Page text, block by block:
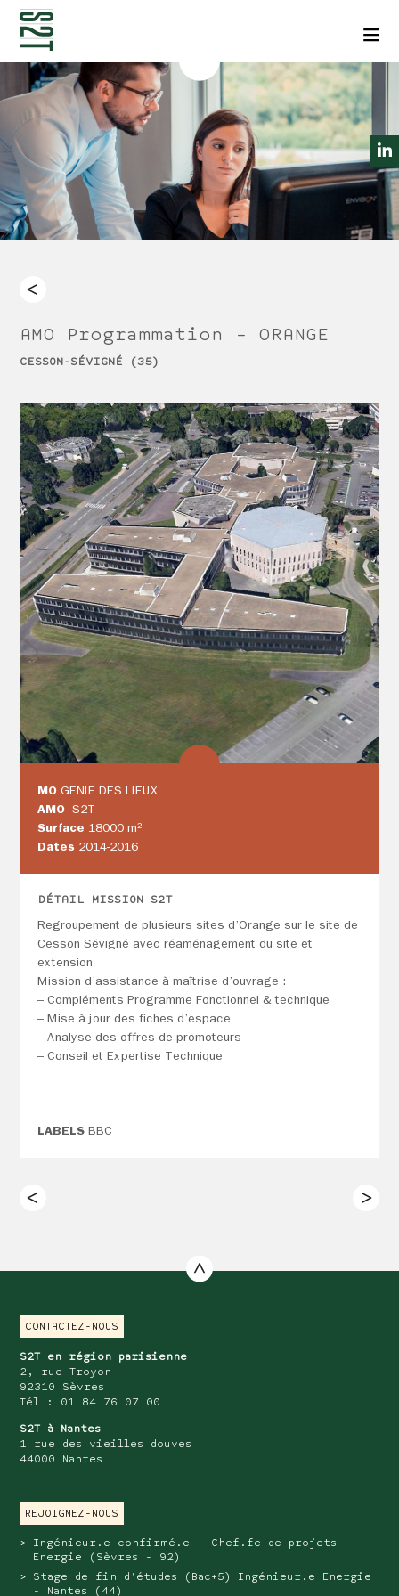
NEWSLETTERS
CONTACT
AMO Programmation – ORANGE
CESSON-SÉVIGNÉ (35)
MOGENIE DES LIEUX
AMO S2T
Surface 18000 m²
Dates 2014-2016
DÉTAIL MISSION S2T
Regroupement de plusieurs sites d’Orange sur le site de
Cesson Sévigné avec réaménagement du site et
extension
Mission d’assistance à maîtrise d’ouvrage :
– Compléments Programme Fonctionnel & technique
– Mise à jour des fiches d’espace
– Analyse des offres de promoteurs
– Conseil et Expertise Technique
LABELS BBC
CONTACTEZ-NOUS
S2T en région parisienne
2, rue Troyon
92310 Sèvres
Tél : 01 84 76 07 00
S2T à Nantes
1 rue des vieilles douves
44000 Nantes
REJOIGNEZ-NOUS
Ingénieur.e confirmé.e - Chef.fe de projets -
Energie (Sèvres - 92)
Stage de fin d'études (Bac+5) Ingénieur.e Energie
- Nantes (44)